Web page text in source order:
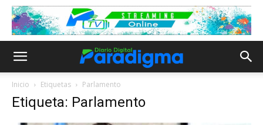
Inicio Etiquetas Parlamento
Etiqueta: Parlamento